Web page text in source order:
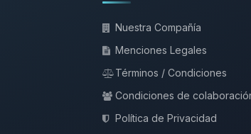
Nuestra Compañía
Menciones Legales
Términos / Condiciones
Condiciones de
Política de Privacidad